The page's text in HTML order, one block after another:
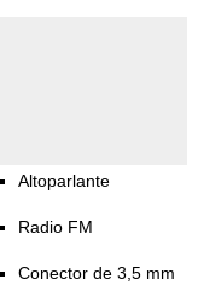
Altoparlante
Radio FM
Conector de 3,5 mm